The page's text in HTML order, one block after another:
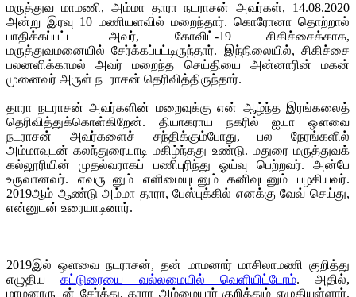
மருத்துவ மாமணி, அம்மா தாரா நடராசன் அவர்கள், 14.08.2020
அன்று இரவு 10 மணியளவில் மறைந்தார். கொரோனா தொற்றால்
பாதிக்கப்பட்ட அவர், கோவிட்-19 சிகிச்சைக்காக,
மருத்துவமனையில் சேர்க்கப்பட்டிருந்தார். இந்நிலையில், சிகிச்சை
பலனளிக்காமல் அவர் மறைந்த செய்தியை அன்னாரின் மகன்
முனைவர் அருள் நடராசன் தெரிவித்திருந்தார்.
தாரா நடராசன் அவர்களின் மறைவுக்கு என் ஆழ்ந்த இரங்கலைத்
தெரிவித்துக்கொள்கிறேன். தியாகராய நகரில் ஐயா ஔவை
நடராசன் அவர்களைச் சந்திக்கும்போது, பல நேரங்களில்
அம்மாவுடன் கலந்துரையாடி மகிழ்ந்தது உண்டு. மதுரை மருத்துவக்
கல்லூரியின் முதல்வராகப் பணிபுரிந்து ஓய்வு பெற்றவர். அன்பே
உருவானவர். எவருடனும் எளிமையுடனும் கனிவுடனும் பழகியவர்.
2019ஆம் ஆண்டு அம்மா தாரா, பேஸ்புக்கில் எனக்கு வேவ் செய்து,
என்னுடன் உரையாடினார்.
2019இல் ஔவை நடராசன், தன் மாமனார் மாசிலாமணி குறித்து
எழுதியகட்டுரையை வல்லமையில் வெளியிட்டோம். அதில்,
மாமனாருடன் சேர்த்து, தாரா அம்மையார் குறித்தும் எழுதியுள்ளார்.